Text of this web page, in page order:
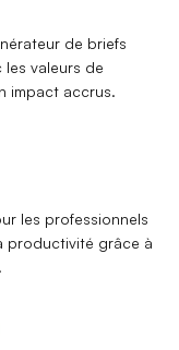
de briefs
valeurs de
impact accrus.
les professionnels
productivité grâce à